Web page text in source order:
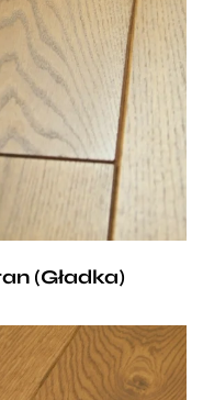
który przeplata się
pełna uroku
pomieszczenie
pozytywną energią.
i solidności
długie lata. Dzięki
nie sprawiają
(Gładka)